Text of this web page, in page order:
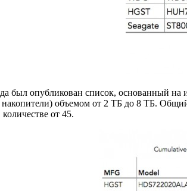
был опубликован список, основанный
объемом от 2 ТБ до 8 ТБ.
от 45.